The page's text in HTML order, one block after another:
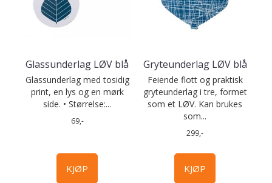
Glassunderlag LØV blå
Glassunderlag med tosidig
print, en lys og en mørk
side. • Størrelse:...
69,-
KJØP
Gryteunderlag LØV blå
Feiende flott og praktisk
gryteunderlag i tre, formet
som et LØV. Kan brukes
som...
299,-
KJØP